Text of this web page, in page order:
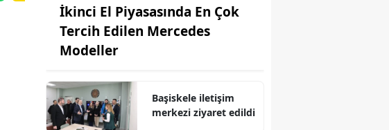
Edirne
Erzurum
İkinci El Piyasasında En Çok
Tercih Edilen Mercedes
Modeller
Başiskele iletişim
merkezi ziyaret edildi